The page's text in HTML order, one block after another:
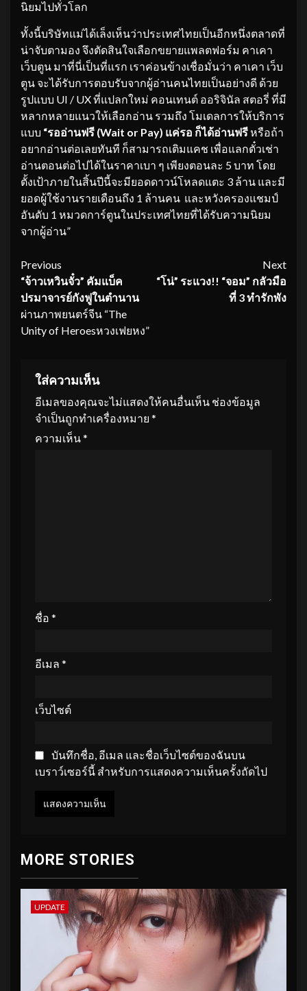
นิยมไปทั่วโลก
ทั้งนี้บริษัทแม่ได้เล็งเห็นว่าประเทศไทยเป็นอีกหนึ่งตลาดที่
น่าจับตามอง จึงตัดสินใจเลือกขยายแพลตฟอร์ม คาเคา
เว็บตูน มาที่นี่เป็นที่แรก เราค่อนข้างเชื่อมั่นว่า คาเคา เว็บ
ตูน จะได้รับการตอบรับจากผู้อ่านคนไทยเป็นอย่างดี ด้วย
รูปแบบ UI / UX ที่แปลกใหม่ คอนเทนต์ ออริจินัล สตอรี่ ที่มี
หลากหลายแนวให้เลือกอ่าน รวมถึง โมเดลการให้บริการ
แบบ “รออ่านฟรี (Wait or Pay) แค่รอ ก็ได้อ่านฟรีหรือถ้า
อยากอ่านต่อเลยทันที ก็สามารถเติมแคช เพื่อแลกตั๋วเช่า
อ่านตอนต่อไปได้ในราคาเบา ๆ เพียงตอนละ 5 บาท โดย
ตั้งเป้าภายในสิ้นปีนี้จะมียอดดาวน์โหลดแตะ 3 ล้าน และมี
ยอดผู้ใช้งานรายเดือนถึง 1 ล้านคน และหวังครองแชมป์
อันดับ 1 หมวดการ์ตูนในประเทศไทยที่ได้รับความนิยม
จากผู้อ่าน”
Continue
Reading
Previous
“จ้าวเหวินจั๋ว” คัมแบ็ค
ปรมาจารย์กังฟูในตำนาน
ผ่านภาพยนตร์จีน “The
Unity of Heroesหวงเฟยหง”
Next
“โน่” ระแวง!! “จอม” กลัวมือ
ที่ 3ทำรักพัง
ใส่ความเห็น
อีเมลของคุณจะไม่แสดงให้คนอื่นเห็น ช่องข้อมูล
จำเป็นถูกทำเครื่องหมาย *
ความเห็น*
ชื่อ *
อีเมล *
เว็บไซต์
บันทึกชื่อ, อีเมล และชื่อเว็บไซต์ของฉันบน
เบราว์เซอร์นี้ สำหรับการแสดงความเห็นครั้งถัดไป
MORE STORIES
UPDATE